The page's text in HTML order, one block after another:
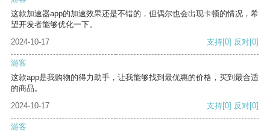
这款加速器app的加速效果还是不错的，但偶尔也会出现卡顿的情况，希
望开发者能够优化一下。
2024-10-17
支持[0] 反对[0]
游客
这款app是我购物的得力助手，让我能够找到最优惠的价格，买到最合适
的商品。
2024-10-17
支持[0] 反对[0]
游客